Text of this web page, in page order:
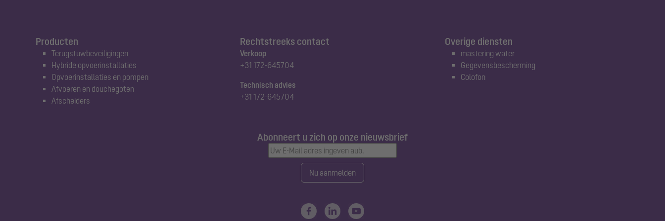
Producten
Terugstuwbeveiligingen
Hybride opvoerinstallaties
Opvoerinstallaties en pompen
Afvoeren en douchegoten
Afscheiders
Rechtstreeks contact
Verkoop
+31 172-645704
Technisch advies
+31 172-645704
Abonneert u zich op onze nieuwsbrief
Nu aanmelden
Overige diensten
mastering water
Gegevensbescherming
Colofon